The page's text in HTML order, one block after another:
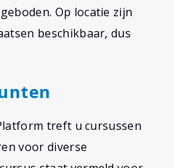
Op locatie zijn
beschikbaar, dus
treft u cursussen
voor diverse